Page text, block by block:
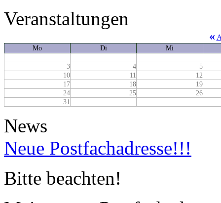
Veranstaltungen
«
Mo Di Mi
3 4
5
10
11
12
17
18
19
24
25
26
31
News
Neue Postfachadresse!!!
Bitte beachten!